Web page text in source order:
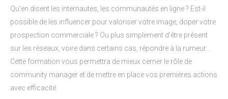
Qu'en disent les internautes, les communautés en ligne ? Est-il
possible de les influencer pour valoriser votre image, doper votre
prospection commerciale ? Ou plus simplement d'être présent
sur les réseaux, voire dans certains cas, répondre à la rumeur…
Cette formation vous permettra de mieux cerner le rôle de
community manager et de mettre en place vos premières actions
avec efficacité.